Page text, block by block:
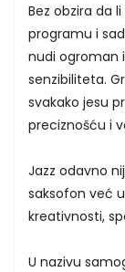
Bez obzira da
programu i
nudi ogroman
senzibiliteta.
svakako jesu
preciznošću i
Jazz odavno
saksofon već
kreativnosti,
U nazivu